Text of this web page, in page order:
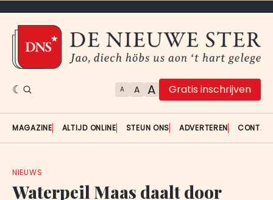
A A A Gratis inschrijven
MAGAZINE ALTIJD ONLINE STEUN ONS ADVERTEREN
NIEUWS
Waterpeil Maas daalt door